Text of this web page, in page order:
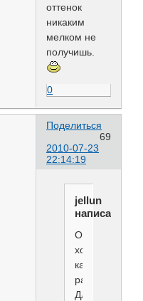
оттенок
никаким
мелком не
получишь.
0
Поделиться
69
2010-07-23
22:14:19
jellun
написал(а):
Очень
хорошо
как
раз!
Для